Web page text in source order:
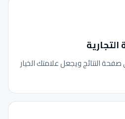
النتائج ويجعل علامتك الخيار